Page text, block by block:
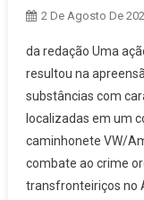
2 De Agosto De
da redação Uma
resultou na
substâncias com
localizadas em um
caminhonete VW/
combate ao crime
transfronteiriços no